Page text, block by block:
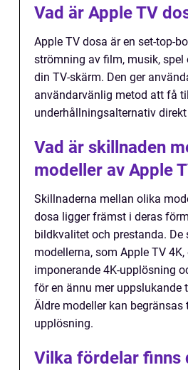
Vad är Apple TV
Apple TV dosa är en set-top-
strömning av film, musik, spel
din TV-skärm. Den ger
användarvänlig metod att få
underhållningsalternativ direkt
Vad är skillnaden
modeller av Apple
Skillnaderna mellan olika
dosa ligger främst i deras
bildkvalitet och prestanda. De
modellerna, som Apple TV 4K,
imponerande 4K-upplösning
för en ännu mer uppslukande
Äldre modeller kan begränsas
upplösning.
Vilka fördelar finns